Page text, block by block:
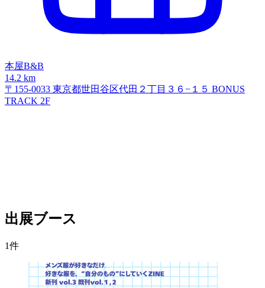
本屋B&B
14.2 km
〒155-0033 東京都世田谷区代田２丁目３６−１５ BONUS
TRACK 2F
出展ブース
1件